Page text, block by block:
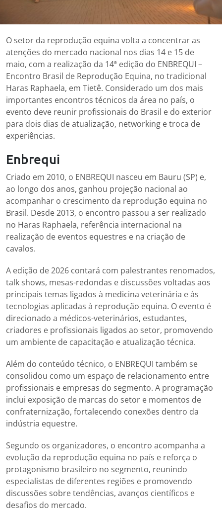
O setor da reprodução equina volta a concentrar as
atenções do mercado nacional nos dias 14 e 15 de
maio, com a realização da 14ª edição do ENBREQUI –
Encontro Brasil de Reprodução Equina, no tradicional
Haras Raphaela, em Tietê. Considerado um dos mais
importantes encontros técnicos da área no país, o
evento deve reunir profissionais do Brasil e do exterior
para dois dias de atualização, networking e troca de
experiências.
Enbrequi
Criado em 2010, o ENBREQUI nasceu em Bauru (SP) e,
ao longo dos anos, ganhou projeção nacional ao
acompanhar o crescimento da reprodução equina no
Brasil. Desde 2013, o encontro passou a ser realizado
no Haras Raphaela, referência internacional na
realização de eventos equestres e na criação de
cavalos.
A edição de 2026 contará com palestrantes renomados,
talk shows, mesas-redondas e discussões voltadas aos
principais temas ligados à medicina veterinária e às
tecnologias aplicadas à reprodução equina. O evento é
direcionado a médicos-veterinários, estudantes,
criadores e profissionais ligados ao setor, promovendo
um ambiente de capacitação e atualização técnica.
Além do conteúdo técnico, o ENBREQUI também se
consolidou como um espaço de relacionamento entre
profissionais e empresas do segmento. A programação
inclui exposição de marcas do setor e momentos de
confraternização, fortalecendo conexões dentro da
indústria equestre.
Segundo os organizadores, o encontro acompanha a
evolução da reprodução equina no país e reforça o
protagonismo brasileiro no segmento, reunindo
especialistas de diferentes regiões e promovendo
discussões sobre tendências, avanços científicos e
desafios do mercado.